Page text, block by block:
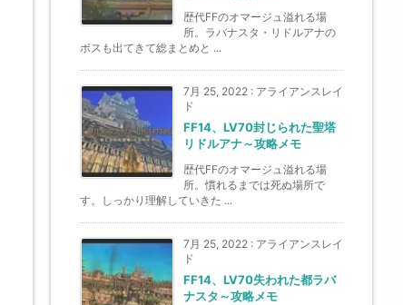
歴代FFのオマージュ溢れる場
所。ラバナスタ・リドルアナの
ボスも出てきて総まとめと ...
7月 25, 2022 : アライアンスレイ
ド
FF14、LV70封じられた聖塔
リドルアナ～攻略メモ
歴代FFのオマージュ溢れる場
所。慣れるまでは死ぬ場所で
す。しっかり理解していきた ...
7月 25, 2022 : アライアンスレイ
ド
FF14、LV70失われた都ラバ
ナスタ～攻略メモ